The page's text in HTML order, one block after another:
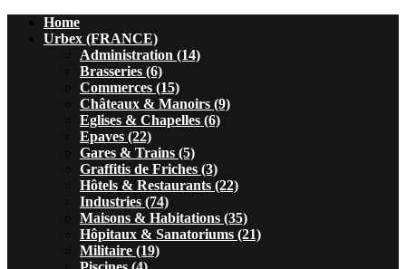
Home
Urbex (FRANCE)
Administration (14)
Brasseries (6)
Commerces (15)
Châteaux & Manoirs (9)
Eglises & Chapelles (6)
Epaves (22)
Gares & Trains (5)
Graffitis de Friches (3)
Hôtels & Restaurants (22)
Industries (74)
Maisons & Habitations (35)
Hôpitaux & Sanatoriums (21)
Militaire (19)